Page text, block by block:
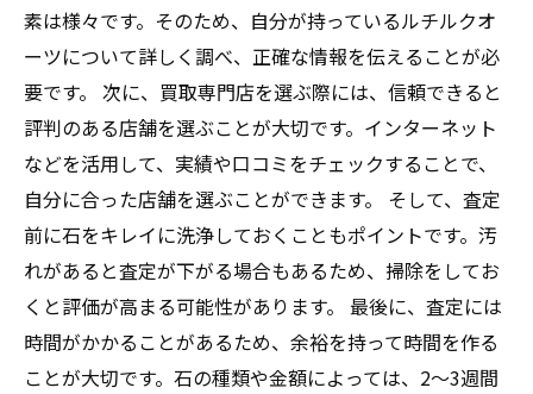
素は様々です。そのため、自分が持っているルチルクオ
ーツについて詳しく調べ、正確な情報を伝えることが必
要です。 次に、買取専門店を選ぶ際には、信頼できると
評判のある店舗を選ぶことが大切です。インターネット
などを活用して、実績や口コミをチェックすることで、
自分に合った店舗を選ぶことができます。 そして、査定
前に石をキレイに洗浄しておくこともポイントです。汚
れがあると査定が下がる場合もあるため、掃除をしてお
くと評価が高まる可能性があります。 最後に、査定には
時間がかかることがあるため、余裕を持って時間を作る
ことが大切です。石の種類や金額によっては、2～3週間